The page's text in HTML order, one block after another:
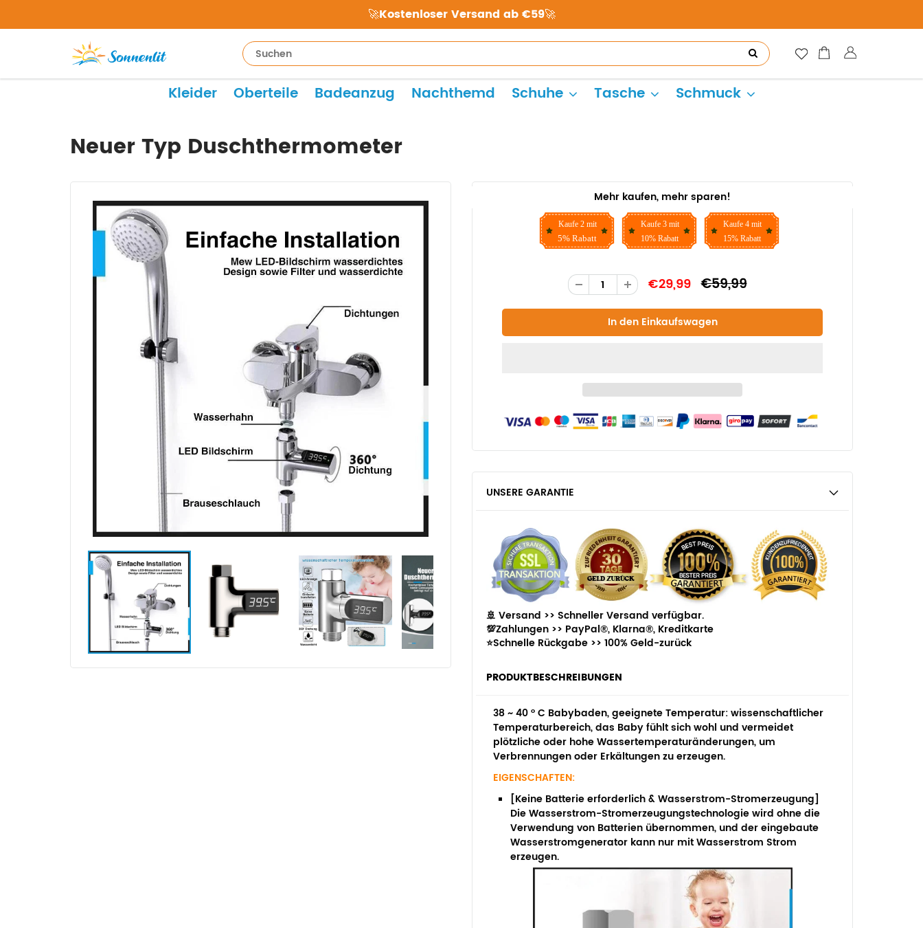
🚀Kostenloser Versand ab €59🚀
Kleider Oberteile Badeanzug Nachthemd Schuhe Tasche Schmuck
Neuer Typ Duschthermometer
Mehr kaufen, mehr sparen!
Kaufe 2 mit
5% Rabatt
Kaufe 3 mit
10% Rabatt
Kaufe 4 mit
15% Rabatt
€29,99 €59,99
UNSERE GARANTIE
🚢 Versand >> Schneller Versand verfügbar.
💯Zahlungen >> PayPal®, Klarna®, Kreditkarte
⭐Schnelle Rückgabe >> 100% Geld-zurück
PRODUKTBESCHREIBUNGEN
38 ~ 40 ° C Babybaden, geeignete Temperatur:wissenschaftlicher
Temperaturbereich, das Baby fühlt sich wohl und vermeidet
plötzliche oder hohe Wassertemperaturänderungen, um
Verbrennungen oder Erkältungen zu erzeugen.
EIGENSCHAFTEN:
[Keine Batterie erforderlich & Wasserstrom-Stromerzeugung]
Die Wasserstrom-Stromerzeugungstechnologie wird ohne die
Verwendung von Batterien übernommen, und der eingebaute
Wasserstromgenerator kann nur mit Wasserstrom Strom
erzeugen.